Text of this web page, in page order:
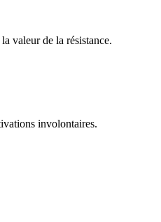
valeur de la résistance.
involontaires.